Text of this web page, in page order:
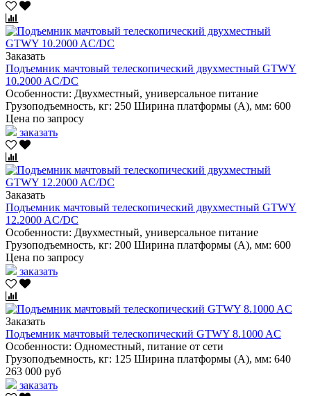
Заказать
Подъемник мачтовый телескопический двухместный GTWY
10.2000 AC/DC
Особенности: Двухместный, универсальное питание
Грузоподъемность, кг: 250 Ширина платформы (А), мм: 600
Цена по запросу
заказать
Заказать
Подъемник мачтовый телескопический двухместный GTWY
12.2000 AC/DC
Особенности: Двухместный, универсальное питание
Грузоподъемность, кг: 200 Ширина платформы (А), мм: 600
Цена по запросу
заказать
Заказать
Подъемник мачтовый телескопический GTWY 8.1000 AC
Особенности: Одноместный, питание от сети
Грузоподъемность, кг: 125 Ширина платформы (А), мм: 640
263 000 руб
заказать